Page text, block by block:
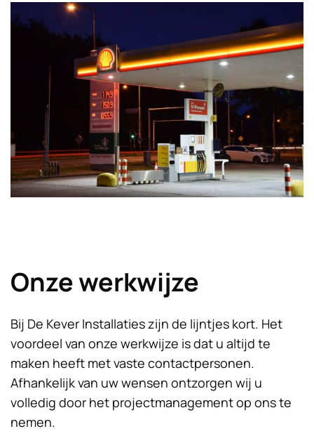
Onze werkwijze
Bij De Kever Installaties zijn de lijntjes kort. Het
voordeel van onze werkwijze is dat u altijd te
maken heeft met vaste contactpersonen.
Afhankelijk van uw wensen ontzorgen wij u
volledig door het projectmanagement op ons te
nemen.